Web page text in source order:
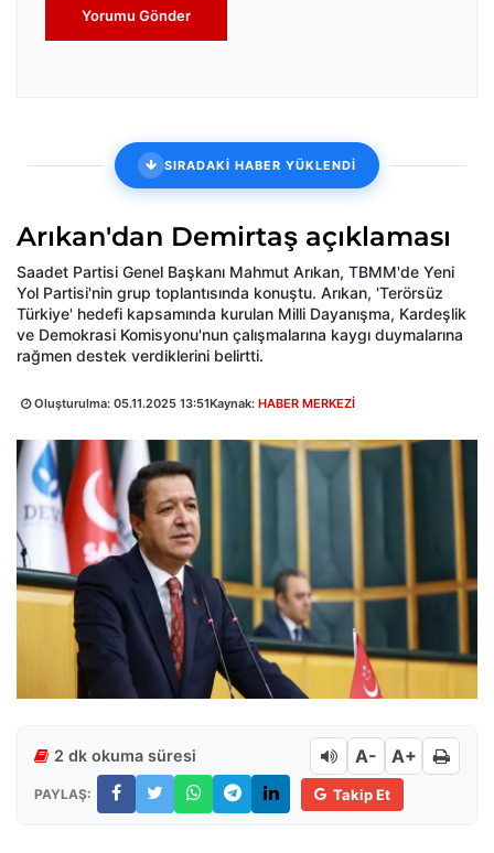
Yorumu Gönder
SIRADAKİ HABER YÜKLENDİ
Arıkan'dan Demirtaş açıklaması
Saadet Partisi Genel Başkanı Mahmut Arıkan, TBMM'de Yeni
Yol Partisi'nin grup toplantısında konuştu. Arıkan, 'Terörsüz
Türkiye' hedefi kapsamında kurulan Milli Dayanışma, Kardeşlik
ve Demokrasi Komisyonu'nun çalışmalarına kaygı duymalarına
rağmen destek verdiklerini belirtti.
Oluşturulma: 05.11.2025 13:51Kaynak: HABER MERKEZİ
2 dk okuma süresi A- A+
PAYLAŞ: Takip Et